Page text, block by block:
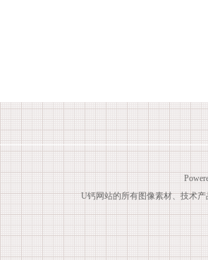
U钙网站的所有图像素材、技术